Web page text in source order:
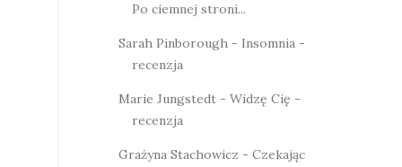
Po ciemnej stroni...
Sarah Pinborough - Insomnia -
recenzja
Marie Jungstedt - Widzę Cię -
recenzja
Grażyna Stachowicz - Czekając